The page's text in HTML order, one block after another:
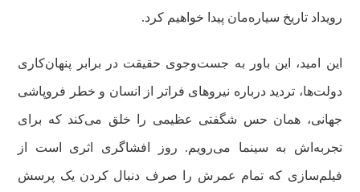
رویداد تاریخ سیاره‌مان پیدا خواهیم کرد.
این امید، این باور به جست‌وجوی حقیقت در برابر پنهان‌کاری
دولت‌ها، تردید درباره نیروهای فراتر از انسان و خطر فروپاشی
جهانی، همان حس شگفتی عظیمی را خلق می‌کند که برای
تجربه‌اش به سینما می‌رویم. روز افشاگری اثری است از
فیلم‌سازی که تمام عمرش را صرف دنبال کردن یک پرسش